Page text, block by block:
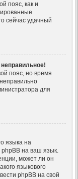
пояс, как и
сейчас удачный
пояс, но время
для
языка на
на ваш язык.
может ли он
языкового
phpBB на свой